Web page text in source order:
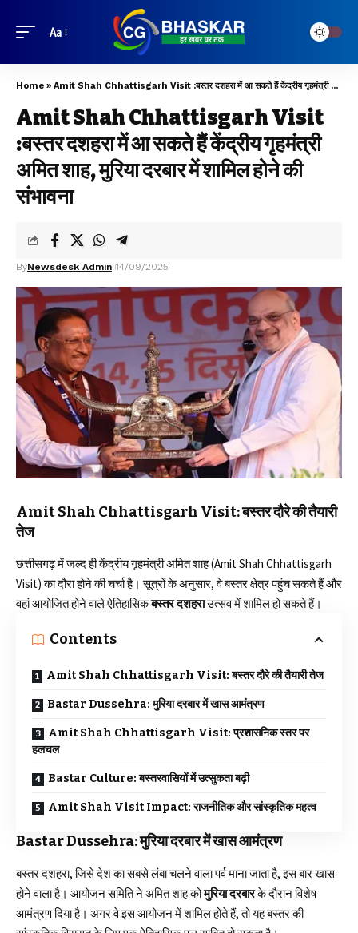
Aa
Home » Amit Shah Chhattisgarh Visit :बस्तर दशहरा में आ सकते हैं केंद्रीय गृहमंत्री अमित शाह, मुरिया दरबार में शामिल होने की संभावना
Amit Shah Chhattisgarh Visit
:बस्तर दशहरा में आ सकते हैं केंद्रीय गृहमंत्री
अमित शाह, मुरिया दरबार में शामिल होने की
संभावना
ByNewsdesk Admin 14/09/2025
Amit Shah Chhattisgarh Visit: बस्तर दौरे की तैयारी
तेज
छत्तीसगढ़ में जल्द ही केंद्रीय गृहमंत्री अमित शाह (Amit Shah Chhattisgarh
Visit) का दौरा होने की चर्चा है। सूत्रों के अनुसार, वे बस्तर क्षेत्र पहुंच सकते हैं और
वहां आयोजित होने वाले ऐतिहासिकबस्तर दशहराउत्सव में शामिल हो सकते हैं।
Contents
Amit Shah Chhattisgarh Visit: बस्तर दौरे की तैयारी तेज
Bastar Dussehra: मुरिया दरबार में खास आमंत्रण
Amit Shah Chhattisgarh Visit: प्रशासनिक स्तर पर
हलचल
Bastar Culture: बस्तरवासियों में उत्सुकता बढ़ी
Amit Shah Visit Impact: राजनीतिक और सांस्कृतिक महत्व
Bastar Dussehra: मुरिया दरबार में खास आमंत्रण
बस्तर दशहरा, जिसे देश का सबसे लंबा चलने वाला पर्व माना जाता है, इस बार खास
होने वाला है। आयोजन समिति ने अमित शाह कोमुरिया दरबारके दौरान विशेष
आमंत्रण दिया है। अगर वे इस आयोजन में शामिल होते हैं, तो यह बस्तर की